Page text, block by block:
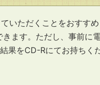
いただくことをおすす
ます。ただし、事前に
果をCD-Rにてお持ちく